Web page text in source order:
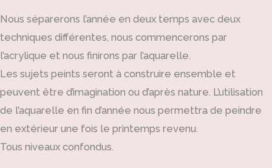
Nous séparerons l’année en deux temps avec deux
techniques différentes, nous commencerons par
l’acrylique et nous finirons par l’aquarelle.
Les sujets peints seront à construire ensemble et
peuvent être d’imagination ou d’après nature. L’utilisation
de l’aquarelle en fin d’année nous permettra de peindre
en extérieur une fois le printemps revenu.
Tous niveaux confondus.